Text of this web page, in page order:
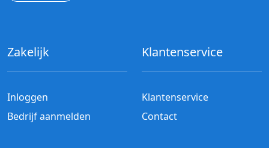
Zakelijk
Inloggen
Bedrijf aanmelden
Klantenservice
Klantenservice
Contact